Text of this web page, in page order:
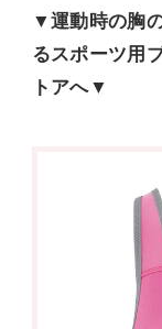
▼運動時の胸
るスポーツ用
トアへ▼